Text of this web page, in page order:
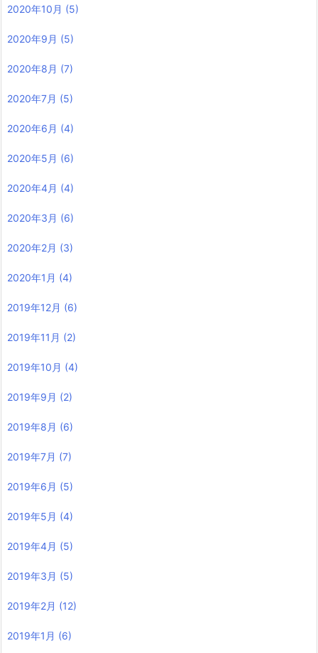
2020年10月 (5)
2020年9月 (5)
2020年8月 (7)
2020年7月 (5)
2020年6月 (4)
2020年5月 (6)
2020年4月 (4)
2020年3月 (6)
2020年2月 (3)
2020年1月 (4)
2019年12月 (6)
2019年11月 (2)
2019年10月 (4)
2019年9月 (2)
2019年8月 (6)
2019年7月 (7)
2019年6月 (5)
2019年5月 (4)
2019年4月 (5)
2019年3月 (5)
2019年2月 (12)
2019年1月 (6)